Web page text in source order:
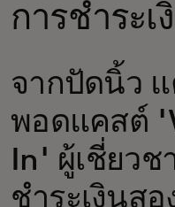
การชำระเ
จากปัดนิ้ว
พอดแคสต์
In' ผู้เชี่ยว
ชำระเงินส